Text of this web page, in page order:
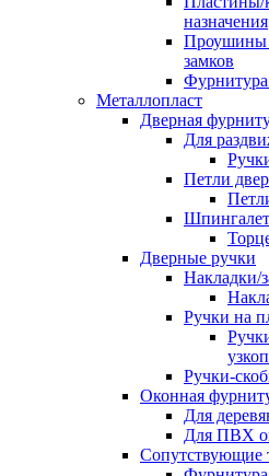
назначения
Проушины
замков
Фурнитура
Металлопласт
Дверная
Для
Петли
Дверные ручки
Накладки/
Ручки на
Ручки-
Оконная
Для
Для ПВХ
Сопутствующие